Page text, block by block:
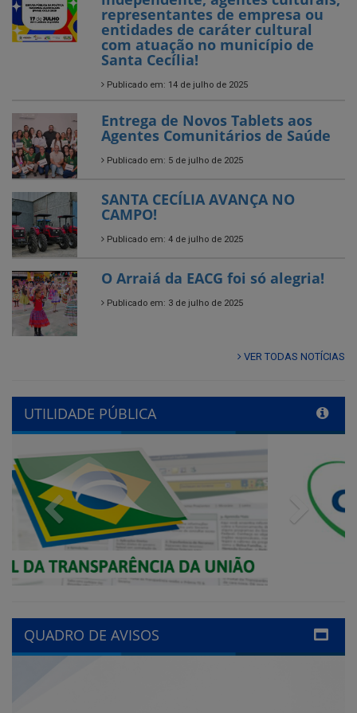
Publicado em: 14 de julho de 2025
Entrega de Novos Tablets aos
Agentes Comunitários de Saúde
Publicado em: 5 de julho de 2025
SANTA CECÍLIA AVANÇA NO
CAMPO!
O Arraiá da EACG foi só alegria!
VER TODAS NOTÍCIAS
Previous Next
QUADRO DE AVISOS